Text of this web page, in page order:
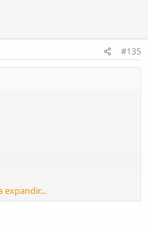
#135
expandir...